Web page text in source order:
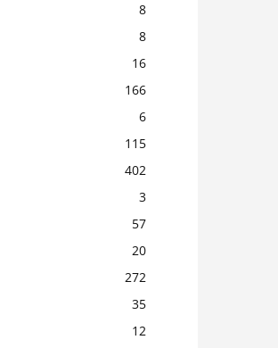
8
8
16
166
6
115
402
3
57
20
272
35
12